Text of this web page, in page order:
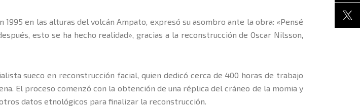
1995 en las alturas del volcán Ampato, expresó su asombro ante la obra: «Pensé
esto se ha hecho realidad», gracias a la reconstrucción de Oscar Nilsson,
sueco en reconstrucción facial, quien dedicó cerca de 400 horas de trabajo
El proceso comenzó con la obtención de una réplica del cráneo de la momia y
datos etnológicos para finalizar la reconstrucción.